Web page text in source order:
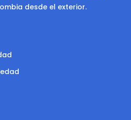
desde el exterior.